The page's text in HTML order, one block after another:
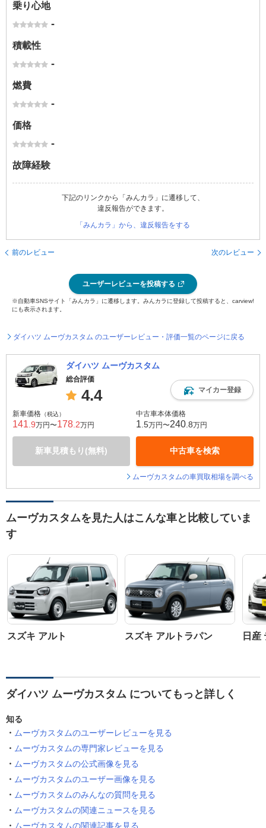
乗り心地
-
積載性
-
燃費
-
価格
-
故障経験
下記のリンクから「みんカラ」に遷移して、
違反報告ができます。
「みんカラ」から、違反報告をする
前のレビュー 次のレビュー
ユーザーレビューを投稿する
※自動車SNSサイト「みんカラ」に遷移します。みんカラに登録して投稿すると、carview!
にも表示されます。
ダイハツ ムーヴカスタム のユーザーレビュー・評価一覧のページに戻る
ダイハツ ムーヴカスタム
総合評価
4.4 マイカー登録
新車価格 （税込）
141 .9万円〜178 .2万円
新車見積もり(無料)
中古車本体価格
1 .5万円〜240 .8万円
中古車を検索
ムーヴカスタムの車買取相場を調べる
ムーヴカスタムを見た人はこんな車と比較していま
す
スズキ アルト スズキ アルトラパン 日産
ダイハツ ムーヴカスタム についてもっと詳しく
知る
ムーヴカスタムのユーザーレビューを見る
ムーヴカスタムの専門家レビューを見る
ムーヴカスタムの公式画像を見る
ムーヴカスタムのユーザー画像を見る
ムーヴカスタムのみんなの質問を見る
ムーヴカスタムの関連ニュースを見る
ムーヴカスタムの関連記事を見る